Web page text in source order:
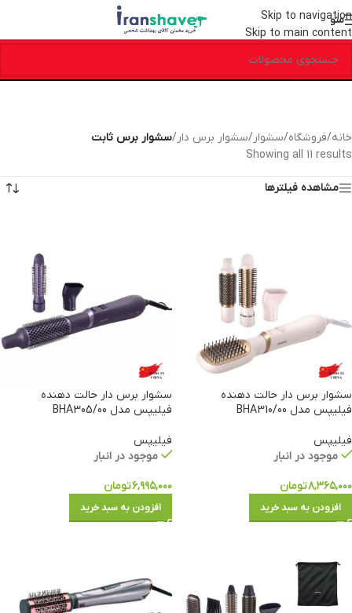
Skip to navigation
Skip to main content
منو
خانه/فروشگاه/سشوار/سشوار برس دار/سشوار برس ثابت
Showing all 11 results
مشاهده فیلترها
سشوار برس دار حالت دهنده
فیلیپس مدل BHA310/00
فیلیپس
موجود در انبار
۸,۳۶۵,۰۰۰تومان
افزودن به سبد خرید
سشوار برس دار حالت دهنده
فیلیپس مدل BHA305/00
فیلیپس
موجود در انبار
۶,۹۹۵,۰۰۰تومان
افزودن به سبد خرید